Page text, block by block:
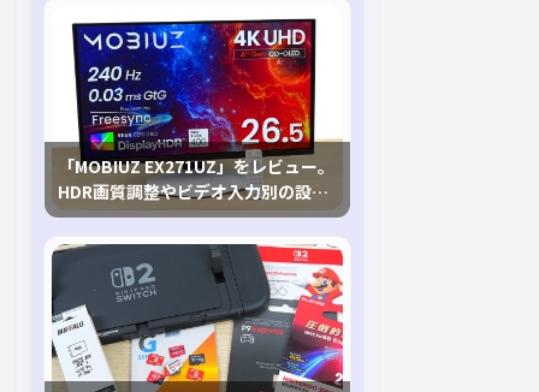
「MOBIUZ EX271UZ」をレビュー。
HDR画質調整やビデオ入力別の設定
が可能な4K有機ELゲーミングモニタ
を徹底検証